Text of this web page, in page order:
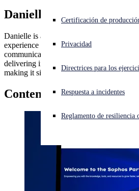
¿Está sufriendo un ciberataque? Obtenga
Open search
Español Open language switcher
Certificación de
Privacidad
Directrices para los
Respuesta a incidentes
Reglamento de resiliencia
Danielle Gose
Danielle is a dedicated partner marketing
experience across product launches,
communications, and strategic planning.
delivering impactful programs, building
making it simple and rewarding for
Contenido por Danielle